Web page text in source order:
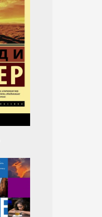
Приключения Шерлока
Холмса. Возвращение
Шерлока Холмса